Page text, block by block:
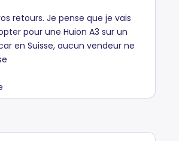
retours. Je pense que je vais
pour une Huion A3 sur un
en Suisse, aucun vendeur ne